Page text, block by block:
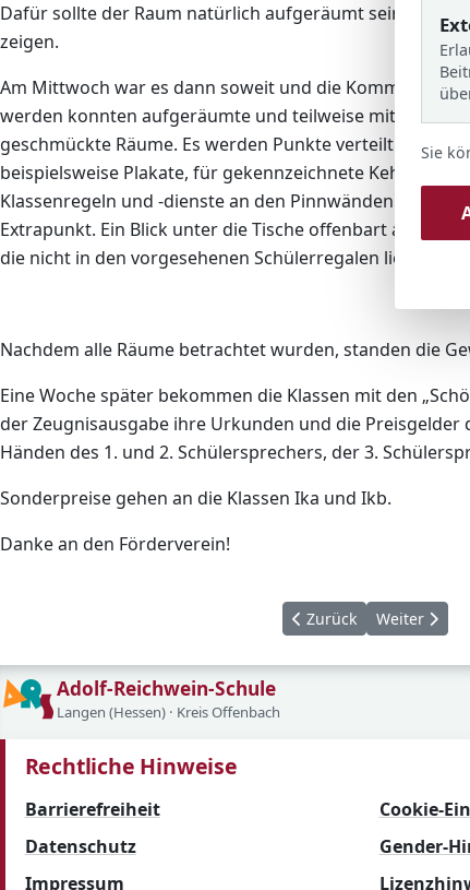
Dafür sollte der Raum natürlich aufgeräumt sein und
zeigen.
Am Mittwoch war es dann soweit und die Kommission
werden konnten aufgeräumte und teilweise mit Efeu,
geschmückte Räume. Es werden Punkte verteilt für
beispielsweise Plakate, für gekennzeichnete Kehrbesen,
Klassenregeln und -dienste an den Pinnwänden. Für
Extrapunkt. Ein Blick unter die Tische offenbart aber
die nicht in den vorgesehenen Schülerregalen liegen.
Nachdem alle Räume betrachtet wurden, standen die
Eine Woche später bekommen die Klassen mit den
der Zeugnisausgabe ihre Urkunden und die Preisgelder
Händen des 1. und 2. Schülersprechers, der 3.
Sonderpreise gehen an die Klassen Ika und Ikb.
Danke an den Förderverein!
Vorheriger Beitrag: 2.
Zurück Nächster
Weiter
Adolf-Reichwein-Schule
Langen (Hessen) · Kreis Offenbach
Rechtliche Hinweise
Barrierefreiheit
Cookie-
Datenschutz
Gender-
Impressum
Sie